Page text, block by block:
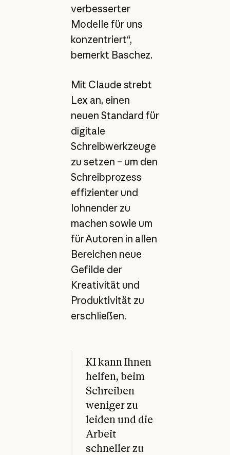
verbesserter
Modelle für uns
konzentriert“,
bemerkt Baschez.
Mit Claude strebt
Lex an, einen
neuen Standard für
digitale
Schreibwerkzeuge
zu setzen – um den
Schreibprozess
effizienter und
lohnender zu
machen sowie um
für Autoren in allen
Bereichen neue
Gefilde der
Kreativität und
Produktivität zu
erschließen.
KI kann Ihnen
helfen, beim
Schreiben
weniger zu
leiden und die
Arbeit
schneller zu